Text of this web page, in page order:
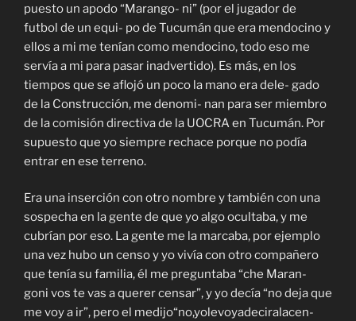
puesto un apodo “Marango- ni” (por el jugador de
futbol de un equi- po de Tucumán que era mendocino y
ellos a mi me tenían como mendocino, todo eso me
servía a mi para pasar inadvertido). Es más, en los
tiempos que se aflojó un poco la mano era dele- gado
de la Construcción, me denomi- nan para ser miembro
de la comisión directiva de la UOCRA en Tucumán. Por
supuesto que yo siempre rechace porque no podía
entrar en ese terreno.
Era una inserción con otro nombre y también con una
sospecha en la gente de que yo algo ocultaba, y me
cubrían por eso. La gente me la marcaba, por ejemplo
una vez hubo un censo y yo vivía con otro compañero
que tenía su familia, él me preguntaba “che Maran-
goni vos te vas a querer censar”, y yo decía “no deja que
me voy a ir”, pero el medijo“no,yolevoyadeciralacen-